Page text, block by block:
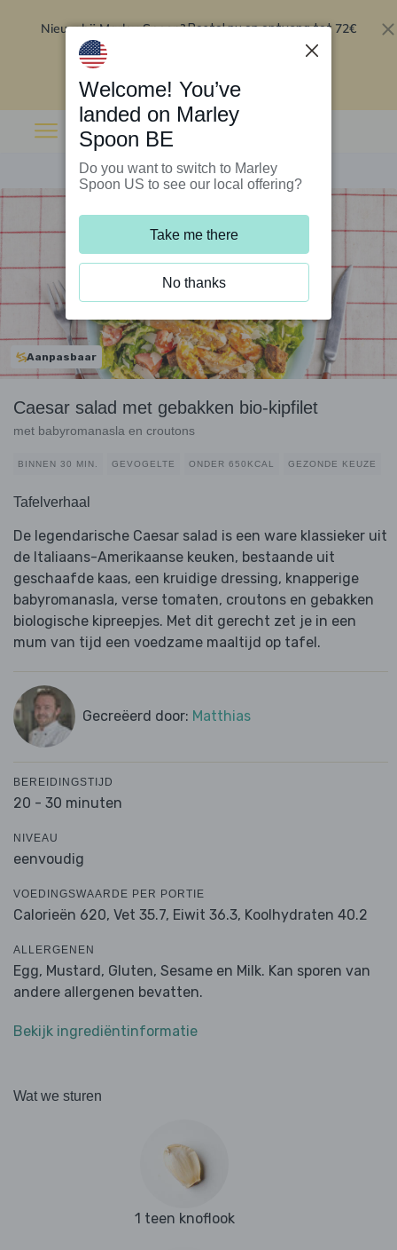
Nieuw bij Marley Spoon?Bestel nu en ontvang tot 72€
Aanpasbaar
Caesar salad met gebakken bio-kipfilet
met babyromanasla en croutons
BINNEN 30 MIN. GEVOGELTE ONDER 650KCAL GEZONDE KEUZE
Tafelverhaal
De legendarische Caesar salad is een ware klassieker uit
de Italiaans-Amerikaanse keuken, bestaande uit
geschaafde kaas, een kruidige dressing, knapperige
babyromanasla, verse tomaten, croutons en gebakken
biologische kipreepjes. Met dit gerecht zet je in een
mum van tijd een voedzame maaltijd op tafel.
Gecreëerd door: Matthias
BEREIDINGSTIJD
20 - 30 minuten
NIVEAU
eenvoudig
VOEDINGSWAARDE PER PORTIE
Calorieën 620, Vet 35.7, Eiwit 36.3, Koolhydraten 40.2
ALLERGENEN
Egg, Mustard, Gluten, Sesame en Milk. Kan sporen van
andere allergenen bevatten.
Bekijk ingrediëntinformatie
Wat we sturen
1 teen knoflook
Welcome! You’ve
landed on Marley
Spoon BE
Do you want to switch to Marley
Spoon US to see our local offering?
Take me there
No thanks